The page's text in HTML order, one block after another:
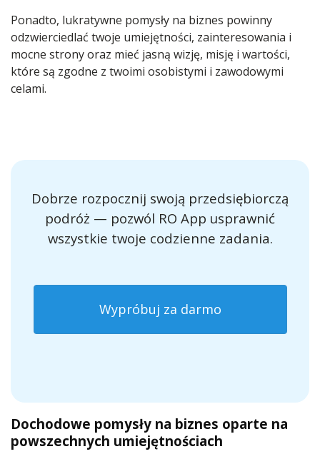
Ponadto, lukratywne pomysły na biznes powinny
odzwierciedlać twoje umiejętności, zainteresowania i
mocne strony oraz mieć jasną wizję, misję i wartości,
które są zgodne z twoimi osobistymi i zawodowymi
celami.
Dobrze rozpocznij swoją przedsiębiorczą
podróż — pozwól RO App usprawnić
wszystkie twoje codzienne zadania.
Wypróbuj za darmo
Dochodowe pomysły na biznes oparte na
powszechnych umiejętnościach